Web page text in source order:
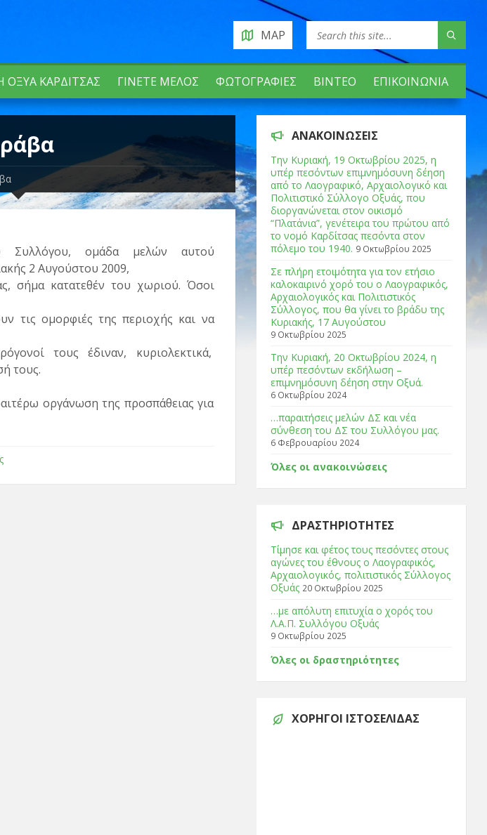
ΟΞΥΆ ΚΑΡΔΊΤΣΑΣ ΓΊΝΕΤΕ ΜΈΛΟΣ ΦΩΤΟΓΡΑΦΊΕΣ ΒΊΝΤΕΟ ΕΠΙΚΟΙΝΩΝΊΑ
MAP
ομάδα μελών αυτού
2 Αυγούστου 2009,
σήμα κατατεθέν του χωριού. Όσοι
τις ομορφιές της περιοχής και να
τους έδιναν, κυριολεκτικά,
τους.
οργάνωση της προσπάθειας για
ΑΝΑΚΟΙΝΏΣΕΙΣ
Tην Κυριακή, 19 Οκτωβρίου 2025, η
υπέρ πεσόντων επιμνημόσυνη δέηση
από το Λαογραφικό, Αρχαιολογικό και
Πολιτιστικό Σύλλογο Οξυάς, που
διοργανώνεται στον οικισμό
“Πλατάνια”, γενέτειρα του πρώτου από
το νομό Καρδίτσας πεσόντα στον
πόλεμο του 1940. 9 Οκτωβρίου 2025
Σε πλήρη ετοιμότητα για τον ετήσιο
καλοκαιρινό χορό του ο Λαογραφικός,
Αρχαιολογικός και Πολιτιστικός
Σύλλογος, που θα γίνει το βράδυ της
Κυριακής, 17 Αυγούστου
9 Οκτωβρίου 2025
Tην Κυριακή, 20 Οκτωβρίου 2024, η
υπέρ πεσόντων εκδήλωση –
επιμνημόσυνη δέηση στην Οξυά.
6 Οκτωβρίου 2024
…παραιτήσεις μελών ΔΣ και νέα
σύνθεση του ΔΣ του Συλλόγου μας.
6 Φεβρουαρίου 2024
Όλες οι ανακοινώσεις
ΔΡΑΣΤΗΡΙΌΤΗΤΕΣ
Τίμησε και φέτος τους πεσόντες στους
αγώνες του έθνους ο Λαογραφικός,
Αρχαιολογικός, πολιτιστικός Σύλλογος
Οξυάς 20 Οκτωβρίου 2025
…με απόλυτη επιτυχία ο χορός του
Λ.Α.Π. Συλλόγου Οξυάς
9 Οκτωβρίου 2025
Όλες οι δραστηριότητες
ΧΟΡΗΓΟΊ ΙΣΤΟΣΕΛΊΔΑΣ